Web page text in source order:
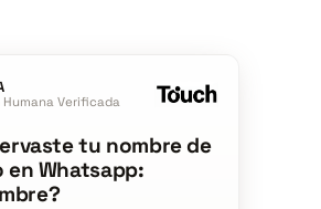
Verificada
tu nombre de
en Whatsapp: